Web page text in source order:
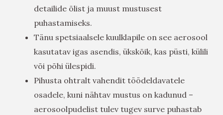
detailide õlist ja muust mustusest
puhastamiseks.
Tänu spetsiaalsele kuulklapile on see aerosool
kasutatav igas asendis, ükskõik, kas püsti, külili
või põhi ülespidi.
Pihusta ohtralt vahendit töödeldavatele
osadele, kuni nähtav mustus on kadunud –
aerosoolpudelist tulev tugev surve puhastab